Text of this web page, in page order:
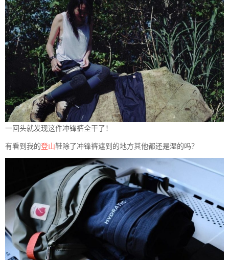
一回头就发现这件冲锋裤全干了！
有看到我的登山鞋除了冲锋裤遮到的地方其他都还是湿的吗？